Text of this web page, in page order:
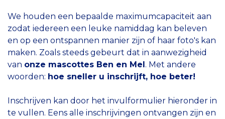
We houden een bepaalde maximumcapaciteit aan
zodat iedereen een leuke namiddag kan beleven
en op een ontspannen manier zijn of haar foto's kan
maken. Zoals steeds gebeurt dat in aanwezigheid
van onze mascottes Ben en Mel. Met andere
woorden: hoe sneller u inschrijft, hoe beter!
Inschrijven kan door het invulformulier hieronder in
te vullen. Eens alle inschrijvingen ontvangen zijn en